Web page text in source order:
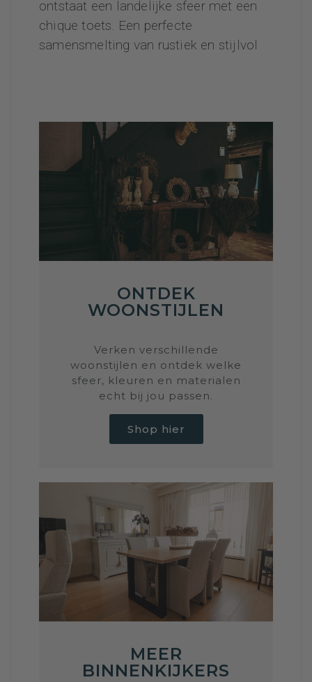
ontstaat een landelijke sfeer met een
chique toets. Een perfecte
samensmelting van rustiek en stijlvol
ONTDEK
WOONSTIJLEN
Verken verschillende
woonstijlen en ontdek welke
sfeer, kleuren en materialen
echt bij jou passen.
Shop hier
MEER
BINNENKIJKERS